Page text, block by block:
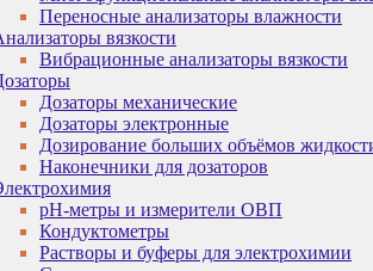
Переносные анализаторы влажности
вязкости
Вибрационные анализаторы вязкости
Дозаторы механические
Дозаторы электронные
Дозирование больших объёмов
Наконечники для дозаторов
pH-метры и измерители ОВП
Кондуктометры
Растворы и буферы для электрохимии